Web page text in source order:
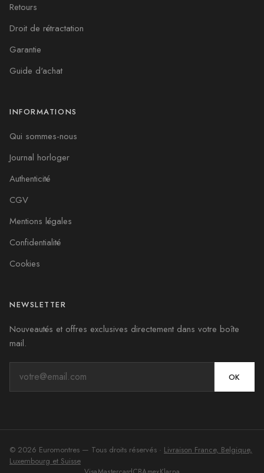
Retours
Droit de rétractation
Garantie
Guide d'achat
INFORMATIONS
Qui sommes-nous
Journal horloger
Authenticité
CGV
Mentions légales
Confidentialité
Cookies
NEWSLETTER
Nouveautés et offres exclusives directement dans votre boîte
mail.
OK
© 2026 Euromontres — Tous droits réservés · Livraison France, Belgique,
Luxembourg et Suisse